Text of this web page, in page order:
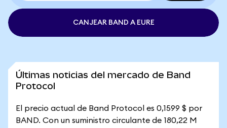
CANJEAR BAND A EURE
Últimas noticias del mercado de Band
Protocol
El precio actual de Band Protocol es 0,1599 $ por
BAND. Con un suministro circulante de 180,22 M